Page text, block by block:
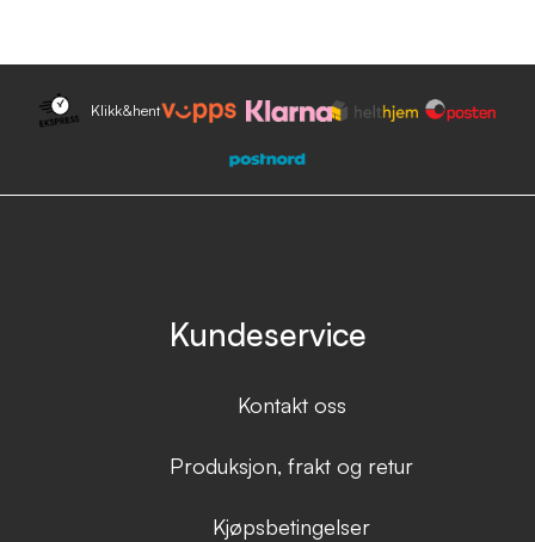
Klikk&hent
Kundeservice
Kontakt oss
Produksjon, frakt og retur
Kjøpsbetingelser